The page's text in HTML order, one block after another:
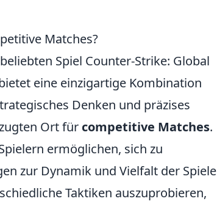
Matches?
Spiel Counter-Strike: Global
eine einzigartige Kombination
Denken und präzises
Ort für competitive Matches.
ermöglichen, sich zu
zur Dynamik und Vielfalt der Spiele
Taktiken auszuprobieren,